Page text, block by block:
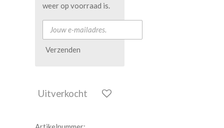
weer op voorraad is.
Verzenden
Uitverkocht